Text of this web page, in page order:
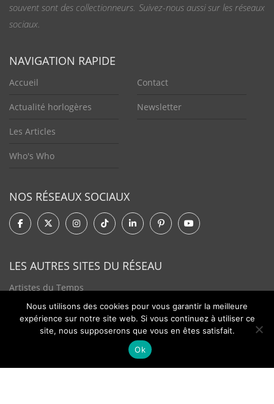
souvent sont des collectionneurs. Suivez-nous aussi sur les réseaux
sociaux.
NAVIGATION RAPIDE
Accueil
Actualité horlogères
Les Articles
Who's Who
Contact
Newsletter
NOS RÉSEAUX SOCIAUX
LES AUTRES SITES DU RÉSEAU
Artistes du Temps
Tendances Plurielles
Nous utilisons des cookies pour vous garantir la meilleure
expérience sur notre site web. Si vous continuez à utiliser ce
site, nous supposerons que vous en êtes satisfait.
Ok